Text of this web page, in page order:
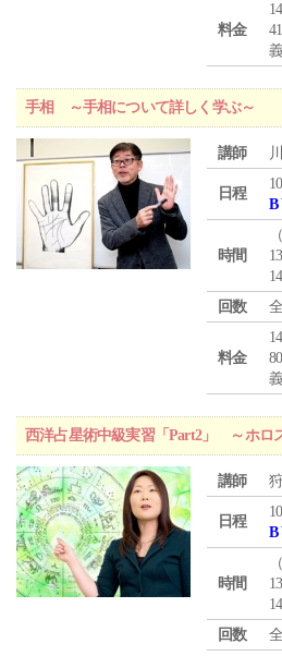
料金
手相 ～手相について詳しく学ぶ～
講師
日程
B
時間
（
回数
料金
西洋占星術中級実習「Part2」 ～ホロ
講師
日程
B
時間
（
回数